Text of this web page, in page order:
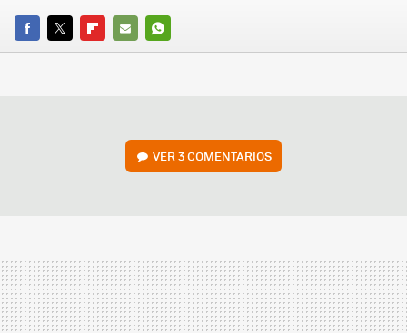
FACEBOOK
TWITTERFLIPBOARD
E-
WHATSAPP
VER3 COMENTARIOS